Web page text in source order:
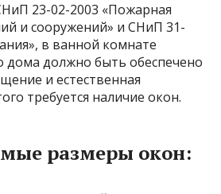
23-02-2003 «Пожарная
и сооружений» и СНиП 31-
в ванной комнате
дома должно быть обеспечено
и естественная
требуется наличие окон.
размеры окон: